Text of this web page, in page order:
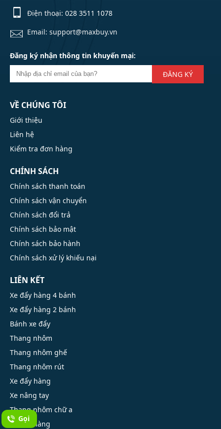
Điện thoại: 028 3511 1078
Email: support@maxbuy.vn
Đăng ký nhận thông tin khuyến mại:
ĐĂNG KÝ
VỀ CHÚNG TÔI
Giới thiệu
Liên hệ
Kiểm tra đơn hàng
CHÍNH SÁCH
Chính sách thanh toán
Chính sách vận chuyển
Chính sách đổi trả
Chính sách bảo mật
Chính sách bảo hành
Chính sách xử lý khiếu nại
LIÊN KẾT
Xe đẩy hàng 4 bánh
Xe đẩy hàng 2 bánh
Bánh xe đẩy
Thang nhôm
Thang nhôm ghế
Thang nhôm rút
Xe đẩy hàng
Xe nâng tay
Thang nhôm chữ a
Xe kéo hàng
Gọi